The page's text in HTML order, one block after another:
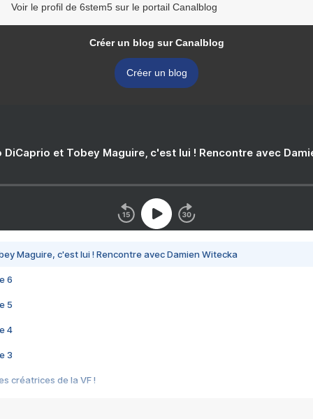
Voir le profil de 6stem5 sur le portail Canalblog
Créer un blog sur Canalblog
Créer un blog
DiCaprio et Tobey Maguire, c'est lui ! Rencontre avec
Maguire, c'est lui ! Rencontre avec Damien Witecka
6
5
4
3
créatrices de la VF !